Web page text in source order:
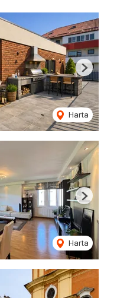
Harta
Next
Harta
Next